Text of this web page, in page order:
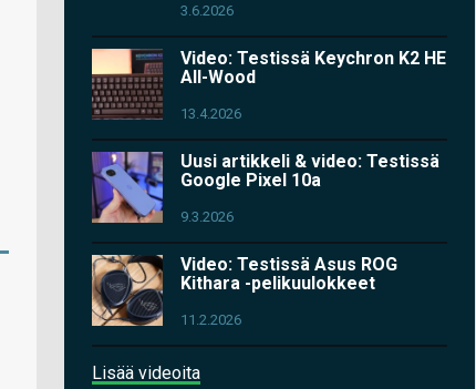
3.6.2026
Video: Testissä Keychron K2 HE
All-Wood
13.4.2026
Uusi artikkeli & video: Testissä
Google Pixel 10a
9.3.2026
Video: Testissä Asus ROG
Kithara -pelikuulokkeet
11.2.2026
Lisää videoita